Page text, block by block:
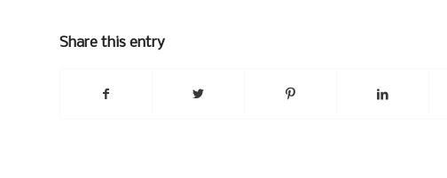
Share this entry